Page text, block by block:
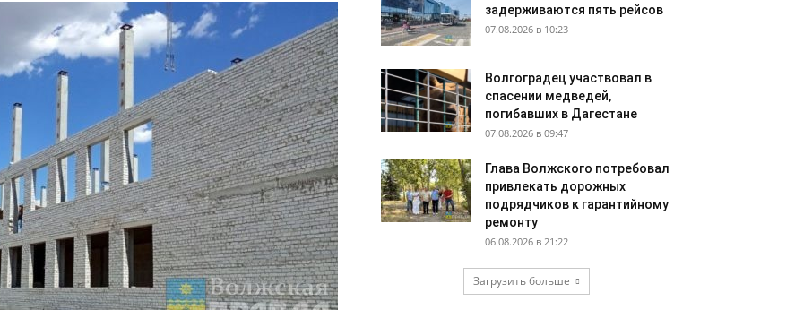
задерживаются пять рейсов
07.08.2026 в 10:23
Волгоградец участвовал в
спасении медведей,
погибавших в Дагестане
07.08.2026 в 09:47
Глава Волжского потребовал
привлекать дорожных
подрядчиков к гарантийному
ремонту
06.08.2026 в 21:22
Загрузить больше